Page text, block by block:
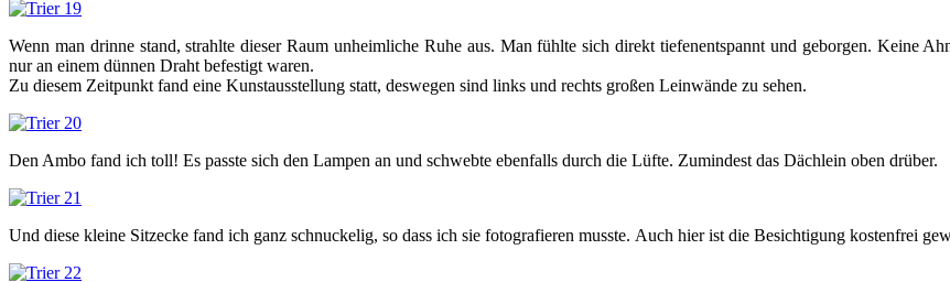
Wenn man drinne stand, strahlte dieser Raum unheimliche Ruhe aus. Man fühlte sich direkt tiefenentspannt und geborgen. Keine
nur an einem dünnen Draht befestigt waren.
Zu diesem Zeitpunkt fand eine Kunstausstellung statt, deswegen sind links und rechts großen Leinwände zu sehen.
Den Ambo fand ich toll! Es passte sich den Lampen an und schwebte ebenfalls durch die Lüfte. Zumindest das Dächlein oben drüber.
Und diese kleine Sitzecke fand ich ganz schnuckelig, so dass ich sie fotografieren musste. Auch hier ist die Besichtigung kostenfrei